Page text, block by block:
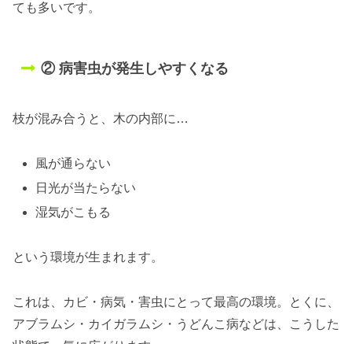
ても多いです。
② 病害虫が発生しやすくなる
枝が混み合うと、木の内部に…
風が通らない
日光が当たらない
湿気がこもる
という環境が生まれます。
これは、カビ・病気・害虫にとって最高の環境。とくに、
アブラムシ・カイガラムシ・うどんこ病などは、こうした